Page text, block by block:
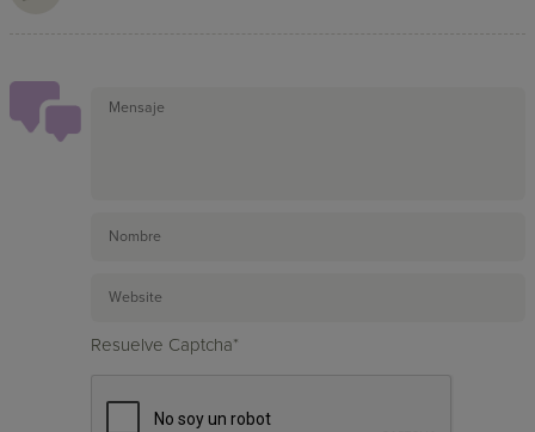
Resuelve Captcha*